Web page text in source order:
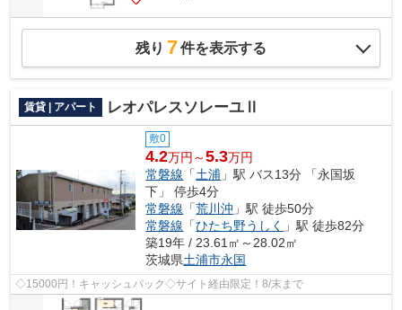
残り 7件を表示する
賃貸 | アパート レオパレスソレーユⅡ
敷0
4.2万円～5.3万円
常磐線 「土浦 」駅 バス13分 「永国坂
下」 停歩4分
常磐線 「荒川沖 」駅 徒歩50分
常磐線 「ひたち野うしく
」駅 徒歩82分
築19年 / 23.61㎡～28.02㎡
茨城県土浦市永国
◇15000円！キャッシュバック◇サイト経由限定！8/末まで